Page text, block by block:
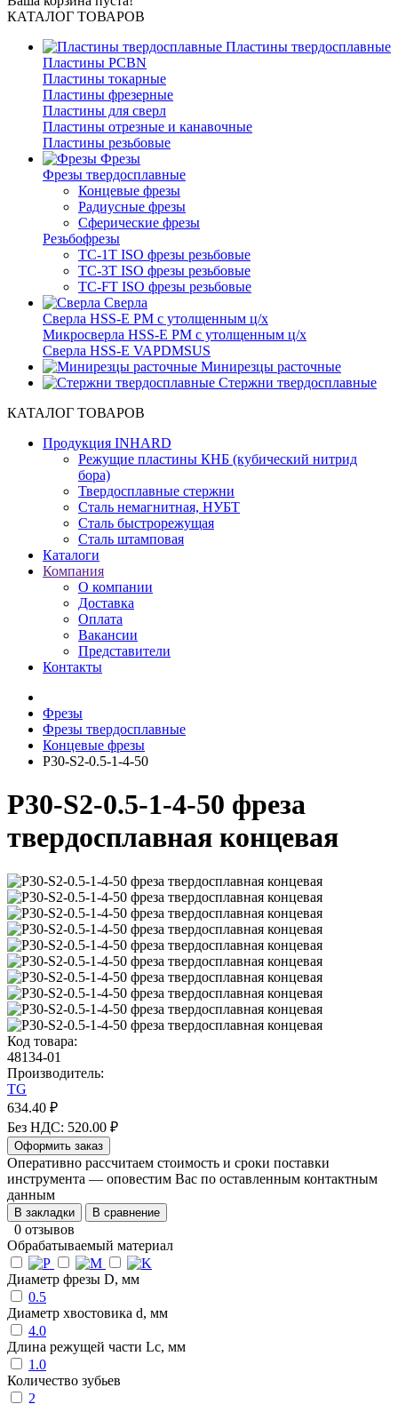
КАТАЛОГ ТОВАРОВ
Пластины твердосплавные
Пластины PCBN
Пластины токарные
Пластины фрезерные
Пластины для сверл
Пластины отрезные и канавочные
Пластины резьбовые
Фрезы
Фрезы твердосплавные
Концевые фрезы
Радиусные фрезы
Сферические фрезы
Резьбофрезы
TC-1T ISO фрезы резьбовые
TC-3T ISO фрезы резьбовые
TC-FT ISO фрезы резьбовые
Сверла
Cверла HSS-E PM c утолщенным ц/х
Микросверла HSS-E PM c утолщенным ц/х
Сверла HSS-E VAPDMSUS
Минирезцы расточные
Cтержни твердосплавные
КАТАЛОГ ТОВАРОВ
Продукция INHARD
Режущие пластины КНБ (кубический нитрид
бора)
Твердосплавные стержни
Сталь немагнитная, НУБТ
Сталь быстрорежущая
Сталь штамповая
Каталоги
Компания
О компании
Доставка
Оплата
Вакансии
Представители
Контакты
Фрезы
Фрезы твердосплавные
Концевые фрезы
P30-S2-0.5-1-4-50
P30-S2-0.5-1-4-50 фреза
твердосплавная концевая
Код товара:
48134-01
Производитель:
TG
634.40 ₽
Без НДС: 520.00 ₽
Оформить заказ
Оперативно рассчитаем стоимость и сроки поставки
инструмента — оповестим Вас по оставленным контактным
данным
В закладки В сравнение
0 отзывов
Обрабатываемый материал
Диаметр фрезы D, мм
0.5
Диаметр хвостовика d, мм
4.0
Длина режущей части Lc, мм
1.0
Количество зубьев
2